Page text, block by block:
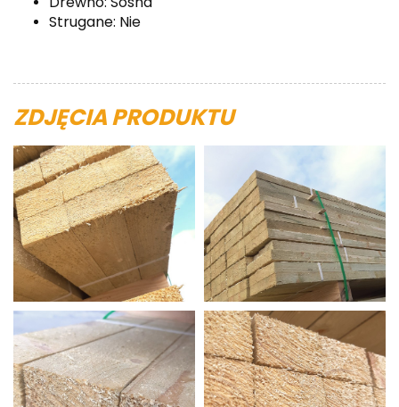
Strugane: Nie
ZDJĘCIA PRODUKTU